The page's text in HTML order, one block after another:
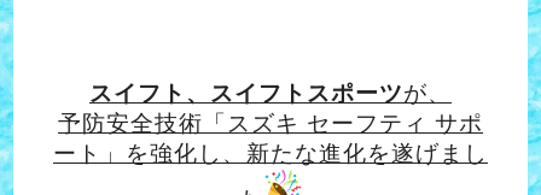
スイフト、スイフトスポーツが、
予防安全技術「スズキ セーフティ サポ
ート」を強化し、新たな進化を遂げまし